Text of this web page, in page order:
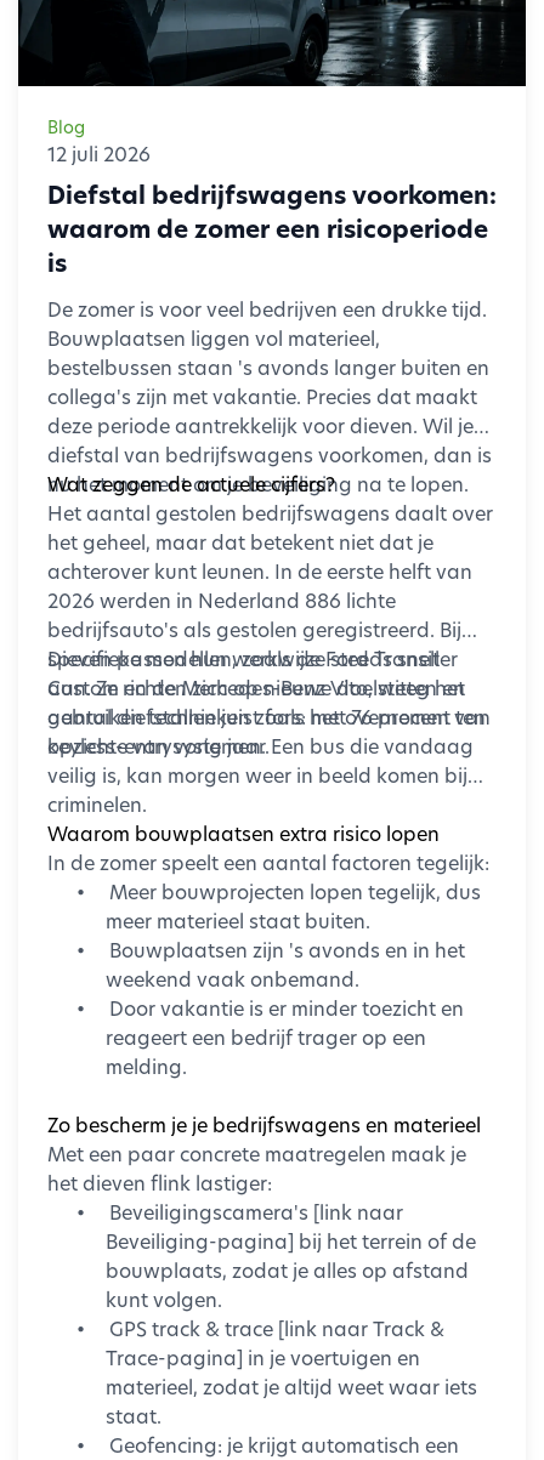
Blog
12 juli 2026
Diefstal bedrijfswagens voorkomen:
waarom de zomer een risicoperiode
is
De zomer is voor veel bedrijven een drukke tijd.
Bouwplaatsen liggen vol materieel,
bestelbussen staan 's avonds langer buiten en
collega's zijn met vakantie. Precies dat maakt
deze periode aantrekkelijk voor dieven. Wil je
diefstal van bedrijfswagens voorkomen, dan is
nu het moment om je beveiliging na te lopen.
Wat zeggen de actuele cijfers?
Het aantal gestolen bedrijfswagens daalt over
het geheel, maar dat betekent niet dat je
achterover kunt leunen. In de eerste helft van
2026 werden in Nederland 886 lichte
bedrijfsauto's als gestolen geregistreerd. Bij
specifieke modellen, zoals de Ford Transit
Custom en de Mercedes-Benz Vito, steeg het
aantal diefstallen juist fors: met 76 procent ten
opzichte van vorig jaar.
Dieven passen hun werkwijze steeds sneller
aan. Ze richten zich op nieuwe doelwitten en
gebruiken technieken zoals het overnemen van
keyless-entrysystemen. Een bus die vandaag
veilig is, kan morgen weer in beeld komen bij
criminelen.
Waarom bouwplaatsen extra risico lopen
In de zomer speelt een aantal factoren tegelijk:
•
Meer bouwprojecten lopen tegelijk, dus
meer materieel staat buiten.
•
Bouwplaatsen zijn 's avonds en in het
weekend vaak onbemand.
•
Door vakantie is er minder toezicht en
reageert een bedrijf trager op een
melding.
Zo bescherm je je bedrijfswagens en materieel
Met een paar concrete maatregelen maak je
het dieven flink lastiger:
•
Beveiligingscamera's [link naar
Beveiliging-pagina] bij het terrein of de
bouwplaats, zodat je alles op afstand
kunt volgen.
•
GPS track & trace [link naar Track &
Trace-pagina] in je voertuigen en
materieel, zodat je altijd weet waar iets
staat.
•
Geofencing: je krijgt automatisch een